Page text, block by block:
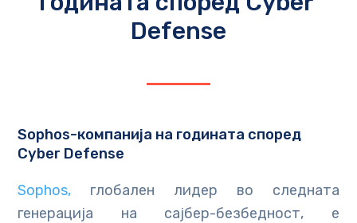
Defense
Sophos-компанија на годината според
Cyber ​​Defense
Sophos, глобален лидер во следната
генерација на сајбер-безбедност, е